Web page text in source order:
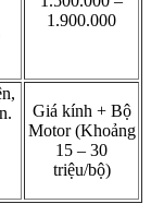
1.900.000
Giá kính + Bộ
Motor (Khoảng
15 – 30
triệu/bộ)